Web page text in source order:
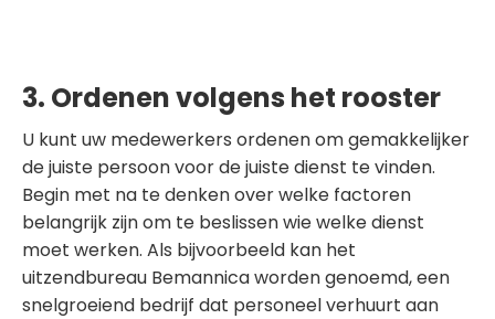
3. Ordenen volgens het rooster
U kunt uw medewerkers ordenen om gemakkelijker
de juiste persoon voor de juiste dienst te vinden.
Begin met na te denken over welke factoren
belangrijk zijn om te beslissen wie welke dienst
moet werken. Als bijvoorbeeld kan het
uitzendbureau Bemannica worden genoemd, een
snelgroeiend bedrijf dat personeel verhuurt aan